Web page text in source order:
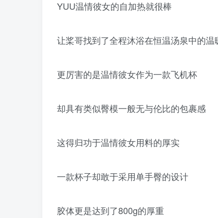
YUU温情彼女的自加热就很棒
让桨哥找到了全程沐浴在恒温汤泉中的温
更厉害的是温情彼女作为一款飞机杯
却具有类似臀模一般无与伦比的包裹感
这得归功于温情彼女用料的厚实
一款杯子却敢于采用单手臀的设计
胶体更是达到了800g的厚重